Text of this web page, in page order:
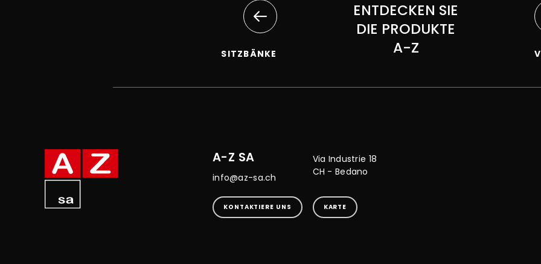
ENTDECKEN SIE
DIE PRODUKTE
A-Z
SITZBÄNKE
A-Z SA
info@az-sa.ch
KONTAKTIERE UNS
Via Industrie 18
CH - Bedano
KARTE